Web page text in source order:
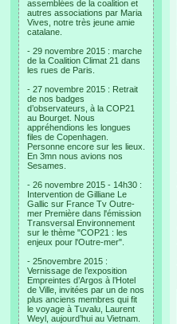
assemblées de la coalition et
autres associations par Maria
Vives, notre très jeune amie
catalane.
- 29 novembre 2015 : marche
de la Coalition Climat 21 dans
les rues de Paris.
- 27 novembre 2015 : Retrait
de nos badges
d’observateurs, à la COP21
au Bourget. Nous
appréhendions les longues
files de Copenhagen.
Personne encore sur les lieux.
En 3mn nous avions nos
Sesames.
- 26 novembre 2015 - 14h30 :
Intervention de Gilliane Le
Gallic sur France Tv Outre-
mer Première dans l'émission
Transversal Environnement
sur le thème "COP21 : les
enjeux pour l'Outre-mer".
- 25novembre 2015 :
Vernissage de l’exposition
Empreintes d’Argos à l’Hotel
de Ville, invitées par un de nos
plus anciens membres qui fit
le voyage à Tuvalu, Laurent
Weyl, aujourd’hui au Vietnam.